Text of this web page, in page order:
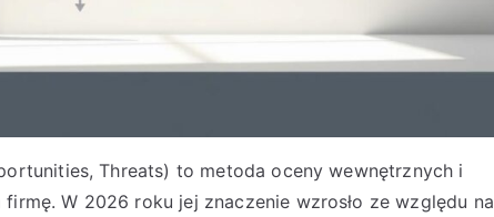
Threats) to metoda oceny wewnętrznych i
W 2026 roku jej znaczenie wzrosło ze względu na